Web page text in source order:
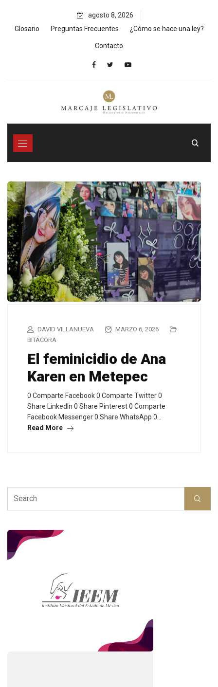
content
agosto 8, 2026
Glosario
Preguntas Frecuentes ¿Cómo se hace una ley?
Contacto
DAVID VILLANUEVA
MARZO 6, 2026
BITÁCORA
El feminicidio de Ana
Karen en Metepec
0 Comparte Facebook 0 Comparte Twitter 0
Share LinkedIn 0 Share Pinterest 0 Comparte
Facebook Messenger 0 Share WhatsApp 0…
Read More